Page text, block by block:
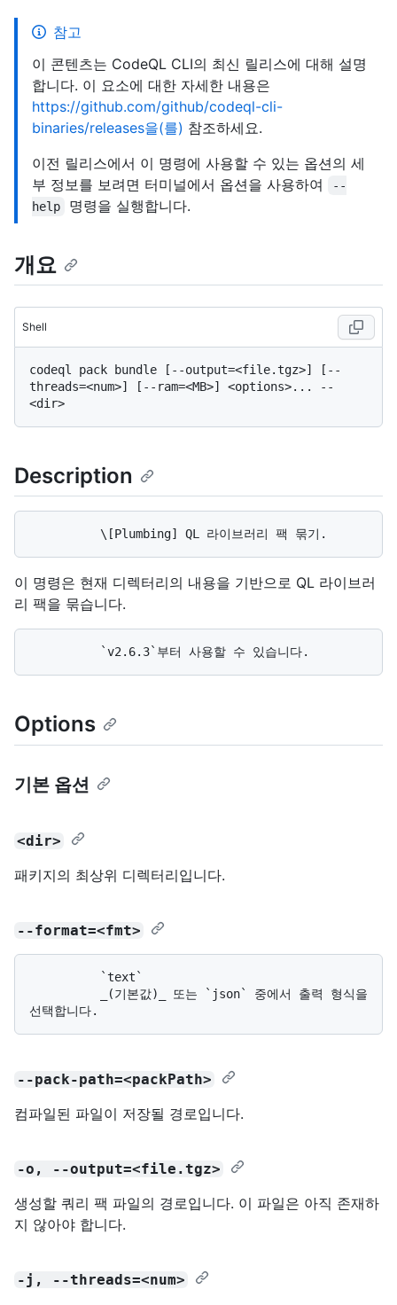
참고
이 콘텐츠는 CodeQL CLI의 최신 릴리스에 대해 설명
합니다. 이 요소에 대한 자세한 내용은
https://github.com/github/codeql-cli-
binaries/releases을(를) 참조하세요.
이전 릴리스에서 이 명령에 사용할 수 있는 옵션의 세
부 정보를 보려면 터미널에서 옵션을 사용하여
--
help
명령을 실행합니다.
개요
Shell
codeql pack bundle [--output=<file.tgz>] [--
threads=<num>] [--ram=<MB>] <options>... --
Description
이 명령은 현재 디렉터리의 내용을 기반으로 QL 라이브러
리 팩을 묶습니다.
Options
기본 옵션
<dir>
패키지의 최상위 디렉터리입니다.
--format=<fmt>
--pack-path=<packPath>
컴파일된 파일이 저장될 경로입니다.
-o, --output=<file.tgz>
생성할 쿼리 팩 파일의 경로입니다. 이 파일은 아직 존재하
지 않아야 합니다.
-j, --threads=<num>